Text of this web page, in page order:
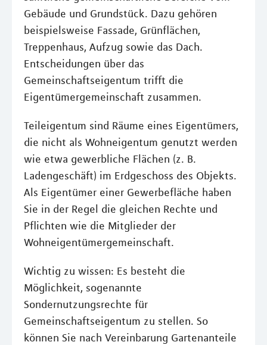
Gebäude und Grundstück. Dazu gehören
beispielsweise Fassade, Grünflächen,
Treppenhaus, Aufzug sowie das Dach.
Entscheidungen über das
Gemeinschaftseigentum trifft die
Eigentümergemeinschaft zusammen.
Teileigentum sind Räume eines Eigentümers,
die nicht als Wohneigentum genutzt werden
wie etwa gewerbliche Flächen (z. B.
Ladengeschäft) im Erdgeschoss des Objekts.
Als Eigentümer einer Gewerbefläche haben
Sie in der Regel die gleichen Rechte und
Pflichten wie die Mitglieder der
Wohneigentümergemeinschaft.
Wichtig zu wissen: Es besteht die
Möglichkeit, sogenannte
Sondernutzungsrechte für
Gemeinschaftseigentum zu stellen. So
können Sie nach Vereinbarung Gartenanteile